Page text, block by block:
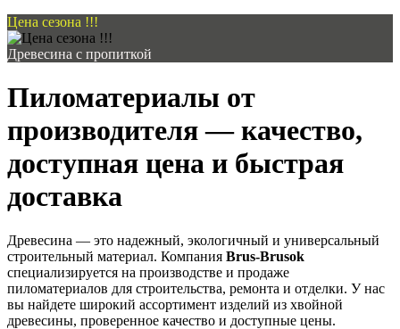
Цена сезона !!!
Древесина с пропиткой
Пиломатериалы от
производителя — качество,
доступная цена и быстрая
доставка
Древесина — это надежный, экологичный и универсальный
строительный материал. Компания Brus-Brusok
специализируется на производстве и продаже
пиломатериалов для строительства, ремонта и отделки. У нас
вы найдете широкий ассортимент изделий из хвойной
древесины, проверенное качество и доступные цены.